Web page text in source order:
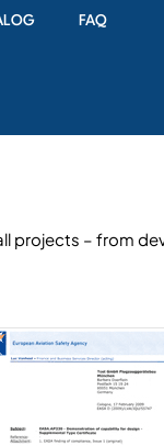
FAQ
projects – from